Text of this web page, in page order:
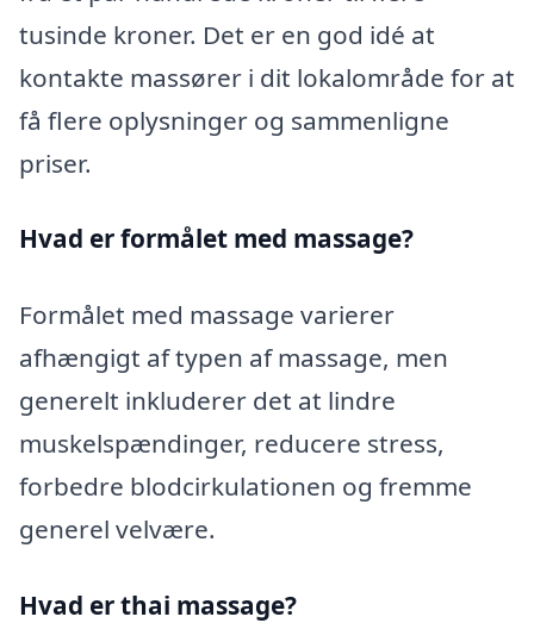
tusinde kroner. Det er en god idé at
kontakte massører i dit lokalområde for at
få flere oplysninger og sammenligne
priser.
Hvad er formålet med massage?
Formålet med massage varierer
afhængigt af typen af massage, men
generelt inkluderer det at lindre
muskelspændinger, reducere stress,
forbedre blodcirkulationen og fremme
generel velvære.
Hvad er thai massage?